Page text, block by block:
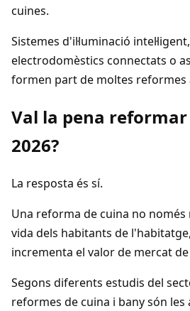
cuines.
Sistemes d'il·luminació
electrodomèstics connectats o
formen part de moltes reformes
Val la pena
2026?
La resposta és sí.
Una reforma de cuina no
vida dels habitants de
incrementa el valor de mercat
Segons diferents estudis del
reformes de cuina i bany són les